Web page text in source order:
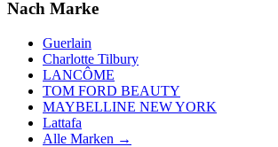
Nach Marke
Guerlain
Charlotte Tilbury
LANCÔME
TOM FORD BEAUTY
MAYBELLINE NEW YORK
Lattafa
Alle Marken →